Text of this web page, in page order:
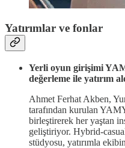
Yatırımlar ve fonlar
Yerli oyun girişimi
değerleme ile yatırım
Ahmet Ferhat Akben,
tarafından kurulan
birleştirerek her yaştan
geliştiriyor. Hybrid-
stüdyosu, yatırımla